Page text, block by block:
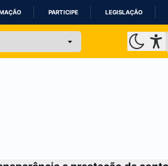
PARTICIPE LEGISLAÇÃO